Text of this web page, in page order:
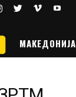
МАКЕДОНИЈА